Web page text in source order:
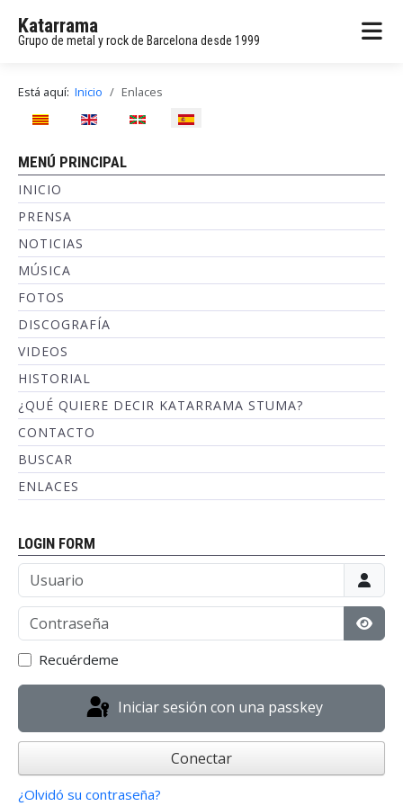
Katarrama
Grupo de metal y rock de Barcelona desde 1999
Está aquí: Inicio Enlaces
Seleccione su idioma
MENÚ PRINCIPAL
INICIO
PRENSA
NOTICIAS
MÚSICA
FOTOS
DISCOGRAFÍA
VIDEOS
HISTORIAL
¿QUÉ QUIERE DECIR KATARRAMA STUMA?
CONTACTO
BUSCAR
ENLACES
LOGIN FORM
Usuario
Contraseña
Recuérdeme
Iniciar sesión con una passkey
Conectar
¿Olvidó su contraseña?